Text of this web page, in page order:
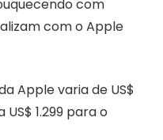
com
com o Apple
Apple varia de US$
1.299 para o